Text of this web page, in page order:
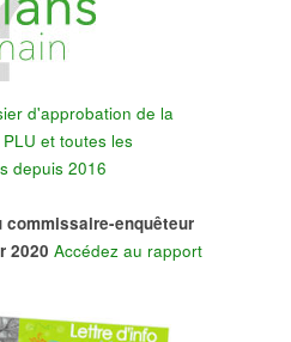
d'approbation de la
et toutes les
depuis 2016
commissaire-enquêteur
2020 Accédez au rapport